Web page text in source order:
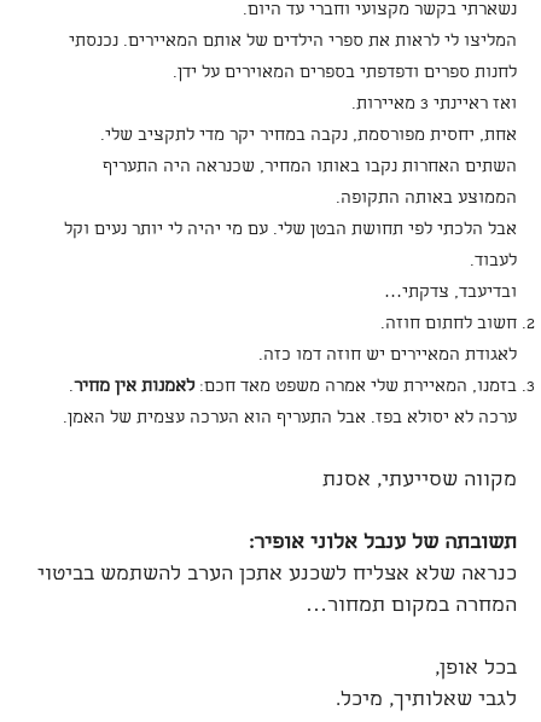
נשארתי בקשר מקצועי וחברי עד היום.
המליצו לי לראות את ספרי הילדים של אותם המאיירים. נכנסתי
לחנות ספרים ודפדפתי בספרים המאוירים על ידן.
ואז ראיינתי 3 מאיירות.
אחת, יחסית מפורסמת, נקבה במחיר יקר מדי לתקציב שלי.
השתים האחרות נקבו באותו המחיר, שכנראה היה התעריף
הממוצע באותה התקופה.
אבל הלכתי לפי תחושת הבטן שלי. עם מי יהיה לי יותר נעים וקל
לעבוד.
ובדיעבד, צדקתי…
חשוב לחתום חוזה.
לאגודת המאיירים יש חוזה דמו כזה.
בזמנו, המאיירת שלי אמרה משפט מאד חכם:לאמנות אין מחיר.
ערכה לא יסולא בפז. אבל התעריף הוא הערכה עצמית של האמן.
מקווה שסייעתי, אסנת
תשובתה של ענבל אלוני אופיר:
כנראה שלא אצליח לשכנע אתכן הערב להשתמש בביטוי
המחרה במקום תמחור…
בכל אופן,
לגבי שאלותיך, מיכל.